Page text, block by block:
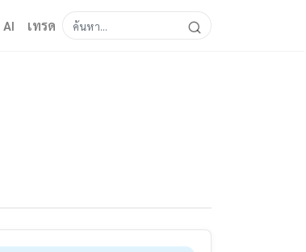
AI เทรด